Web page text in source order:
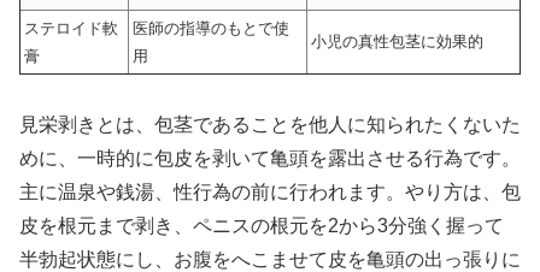
ステロイド軟
膏
医師の指導のもとで使
用
小児の真性包茎に効果的
見栄剥きとは、包茎であることを他人に知られたくないた
めに、一時的に包皮を剥いて亀頭を露出させる行為です。
主に温泉や銭湯、性行為の前に行われます。やり方は、包
皮を根元まで剥き、ペニスの根元を2から3分強く握って
半勃起状態にし、お腹をへこませて皮を亀頭の出っ張りに